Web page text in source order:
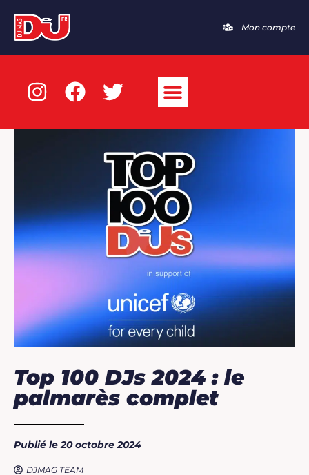
Mon compte
Top 100 DJs 2024 : le
palmarès complet
Publié le 20 octobre 2024
DJMAG TEAM